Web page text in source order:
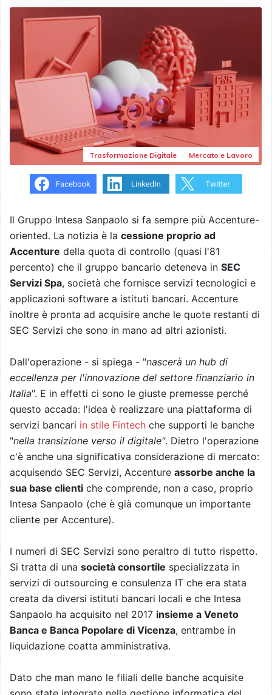
Trasformazione Digitale Mercato e Lavoro
Il Gruppo Intesa Sanpaolo si fa sempre più Accenture-
oriented. La notizia è la cessione proprio ad
Accenture della quota di controllo (quasi l'81
percento) che il gruppo bancario deteneva in SEC
Servizi Spa, società che fornisce servizi tecnologici e
applicazioni software a istituti bancari. Accenture
inoltre è pronta ad acquisire anche le quote restanti di
SEC Servizi che sono in mano ad altri azionisti.
Dall'operazione - si spiega - "nascerà un hub di
eccellenza per l'innovazione del settore finanziario in
Italia". E in effetti ci sono le giuste premesse perché
questo accada: l'idea è realizzare una piattaforma di
servizi bancari in stile Fintech che supporti le banche
"nella transizione verso il digitale". Dietro l'operazione
c'è anche una significativa considerazione di mercato:
acquisendo SEC Servizi, Accenture assorbe anche la
sua base clienti che comprende, non a caso, proprio
Intesa Sanpaolo (che è già comunque un importante
cliente per Accenture).
I numeri di SEC Servizi sono peraltro di tutto rispetto.
Si tratta di una società consortile specializzata in
servizi di outsourcing e consulenza IT che era stata
creata da diversi istituti bancari locali e che Intesa
Sanpaolo ha acquisito nel 2017 insieme a Veneto
Banca e Banca Popolare di Vicenza, entrambe in
liquidazione coatta amministrativa.
Dato che man mano le filiali delle banche acquisite